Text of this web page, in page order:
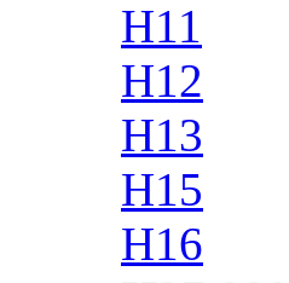
H11
H12
H13
H15
H16